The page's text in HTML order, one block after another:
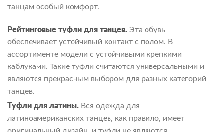
танцам особый комфорт.
Рейтинговые туфли для танцев. Эта обувь
обеспечивает устойчивый контакт с полом. В
ассортименте модели с устойчивыми крепкими
каблуками. Такие туфли считаются универсальными и
являются прекрасным выбором для разных категорий
танцев.
Туфли для латины. Вся одежда для
латиноамериканских танцев, как правило, имеет